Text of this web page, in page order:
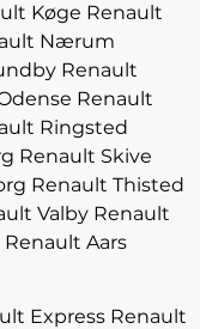
Køge Renault
Nærum
Renault
Renault
Ringsted
Renault Skive
Renault Thisted
Valby Renault
Renault Aars
Express Renault